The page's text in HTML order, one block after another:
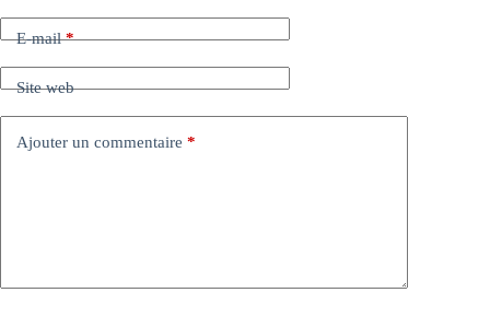
E-mail*
Site web
Ajouter un commentaire *